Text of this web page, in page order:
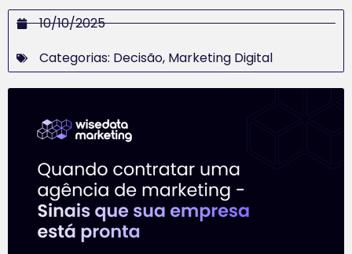
10/10/2025
Categorias: Decisão, Marketing Digital